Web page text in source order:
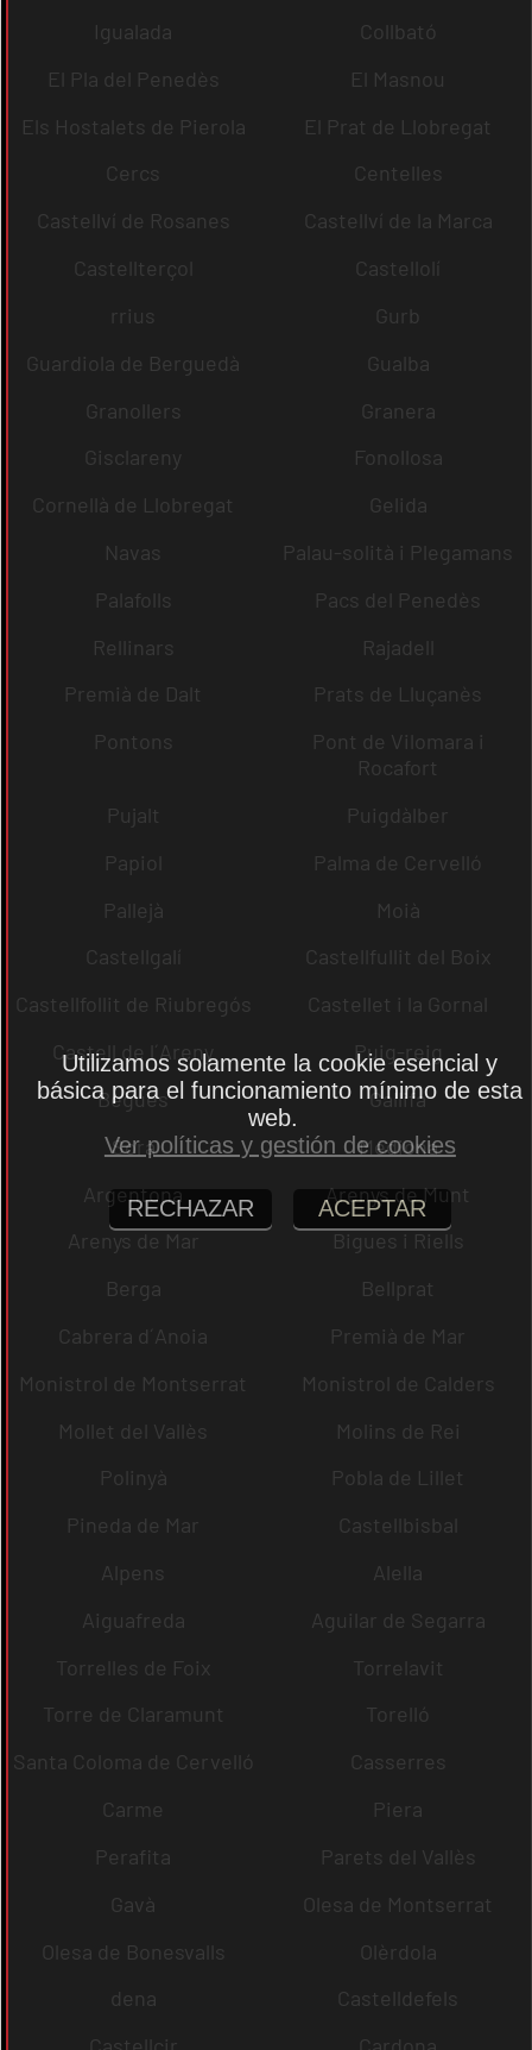
Igualada
Collbató
El Pla del Penedès
El Masnou
Els Hostalets de Pierola
El Prat de Llobregat
Cercs
Centelles
Castellví de Rosanes
Castellví de la Marca
Castellterçol
Castellolí
rrius
Gurb
Guardiola de Berguedà
Gualba
Granollers
Granera
Gisclareny
Fonollosa
Cornellà de Llobregat
Gelida
Navas
Palau-solità i Plegamans
Palafolls
Pacs del Penedès
Rellinars
Rajadell
Premià de Dalt
Prats de Lluçanès
Pontons
Pont de Vilomara i
Rocafort
Pujalt
Puigdàlber
Papiol
Palma de Cervelló
Pallejà
Moià
Castellgalí
Castellfullit del Boix
Castellfollit de Riubregós
Castellet i la Gornal
Castell de l´Areny
Puig-reig
Begues
Gallifa
Sora
Mediona
Argentona
Arenys de Munt
Arenys de Mar
Bigues i Riells
Berga
Bellprat
Cabrera d´Anoia
Premià de Mar
Monistrol de Montserrat
Monistrol de Calders
Mollet del Vallès
Molins de Rei
Polinyà
Pobla de Lillet
Pineda de Mar
Castellbisbal
Alpens
Alella
Aiguafreda
Aguilar de Segarra
Torrelles de Foix
Torrelavit
Torre de Claramunt
Torelló
Santa Coloma de Cervelló
Casserres
Carme
Piera
Perafita
Parets del Vallès
Gavà
Olesa de Montserrat
Olesa de Bonesvalls
Olèrdola
dena
Castelldefels
Utilizamos solamente la cookie esencial y
básica para el funcionamiento mínimo de esta
web.
Ver políticas y gestión de cookies
RECHAZAR ACEPTAR